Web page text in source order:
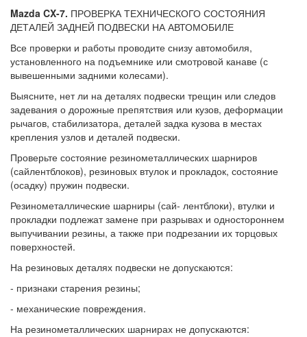
Mazda CX-7. ПРОВЕРКА ТЕХНИЧЕСКОГО СОСТОЯНИЯ
ДЕТАЛЕЙ ЗАДНЕЙ ПОДВЕСКИ НА АВТОМОБИЛЕ
Все проверки и работы проводите снизу автомобиля,
установленного на подъемни­ке или смотровой канаве (с
вывешенными задними колесами).
Выясните, нет ли на деталях подвески трещин или следов
задевания о дорожные препятствия или кузов, деформации
рыча­гов, стабилизатора, деталей задка кузова в местах
крепления узлов и деталей подвески.
Проверьте состояние резинометалличе­ских шарниров
(сайлентблоков), резино­вых втулок и прокладок, состояние
(осадку) пружин подвески.
Резинометаллические шарниры (сай- лентблоки), втулки и
прокладки подлежат замене при разрывах и одностороннем
вы­пучивании резины, а также при подрезании их торцовых
поверхностей.
На резиновых деталях подвески не допу­скаются:
- признаки старения резины;
- механические повреждения.
На резинометаллических шарнирах не допускаются: